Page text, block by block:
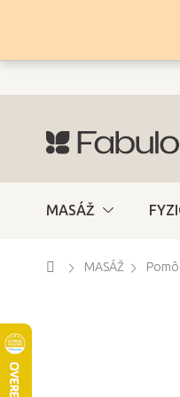
MASÁŽ
DomovMASÁŽ